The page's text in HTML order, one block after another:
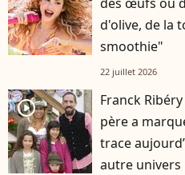
d'olive, de la
smoothie"
22 juillet 2026
player2
Franck
père a
trace
autre univers